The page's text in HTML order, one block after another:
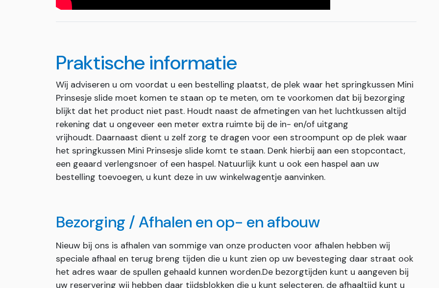
Praktische informatie
Wij adviseren u om voordat u een bestelling plaatst, de plek waar het springkussen Mini
Prinsesje slide moet komen te staan op te meten, om te voorkomen dat bij bezorging
blijkt dat het product niet past. Houdt naast de afmetingen van het luchtkussen altijd
rekening dat u ongeveer een meter extra ruimte bij de in- en/of uitgang
vrijhoudt. Daarnaast dient u zelf zorg te dragen voor een stroompunt op de plek waar
het springkussen Mini Prinsesje slide komt te staan. Denk hierbij aan een stopcontact,
een geaard verlengsnoer of een haspel. Natuurlijk kunt u ook een haspel aan uw
bestelling toevoegen, u kunt deze in uw winkelwagentje aanvinken.
Bezorging / Afhalen en op- en afbouw
Nieuw bij ons is afhalen van sommige van onze producten voor afhalen hebben wij
speciale afhaal en terug breng tijden die u kunt zien op uw bevesteging daar straat ook
het adres waar de spullen gehaald kunnen worden.De bezorgtijden kunt u aangeven bij
uw reservering wij hebben daar tijdsblokken die u kunt selecteren, de afhaaltijd kunt u